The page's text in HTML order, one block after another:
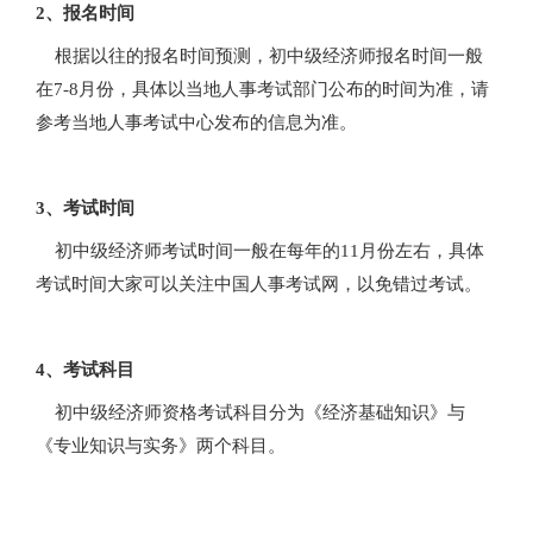
2、报名时间
根据以往的报名时间预测，初中级经济师报名时间一般
在7-8月份，具体以当地人事考试部门公布的时间为准，请
参考当地人事考试中心发布的信息为准。
3、考试时间
初中级经济师考试时间一般在每年的11月份左右，具体
考试时间大家可以关注中国人事考试网，以免错过考试。
4、考试科目
初中级经济师资格考试科目分为《经济基础知识》与
《专业知识与实务》两个科目。